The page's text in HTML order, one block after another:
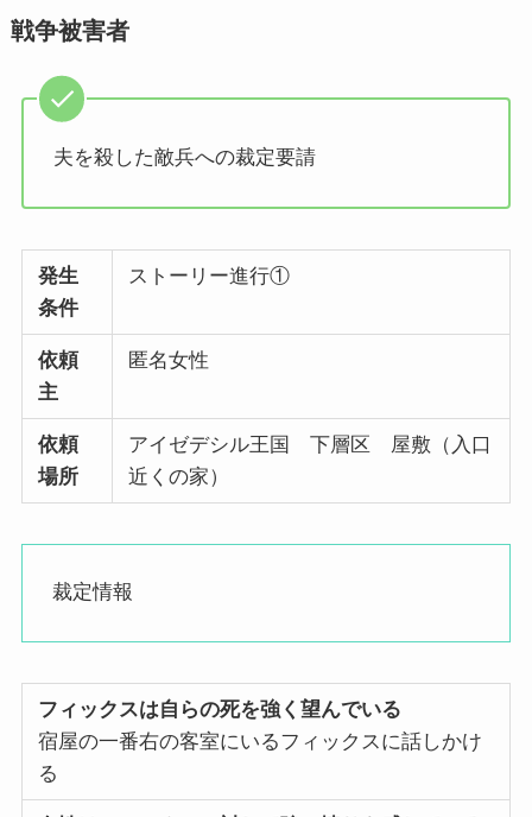
戦争被害者
夫を殺した敵兵への裁定要請
発生
条件
ストーリー進行①
依頼
主
匿名女性
依頼
場所
アイゼデシル王国 下層区 屋敷（入口
近くの家）
裁定情報
フィックスは自らの死を強く望んでいる
宿屋の一番右の客室にいるフィックスに話しかけ
る